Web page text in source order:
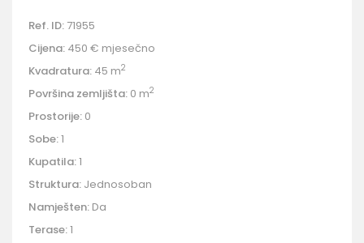
Ref. ID: 71955
Cijena: 450 € mjesečno
Kvadratura: 45 m2
Površina zemljišta: 0 m2
Prostorije: 0
Sobe:1
Kupatila:1
Struktura: Jednosoban
Namješten: Da
Terase:1